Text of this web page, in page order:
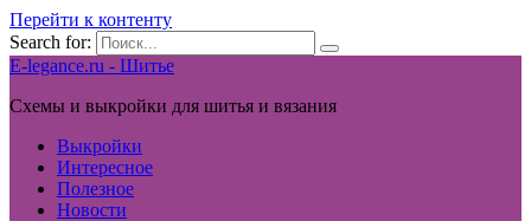
Перейти к контенту
Search for:
E-legance.ru - Шитье
Схемы и выкройки для шитья и вязания
Выкройки
Интересное
Полезное
Новости